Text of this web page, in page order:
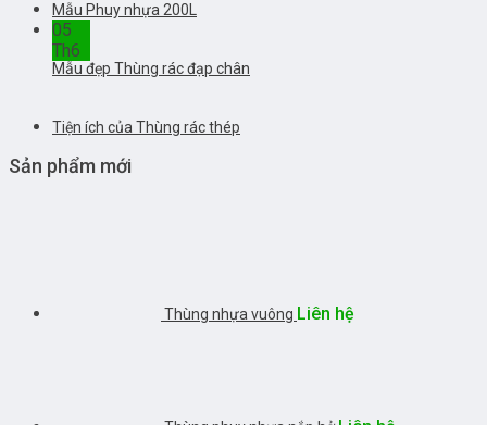
Mẫu Phuy nhựa 200L
05
Th6
Mẫu đẹp Thùng rác đạp chân
Tiện ích của Thùng rác thép
Sản phẩm mới
Thùng nhựa vuông Liên hệ